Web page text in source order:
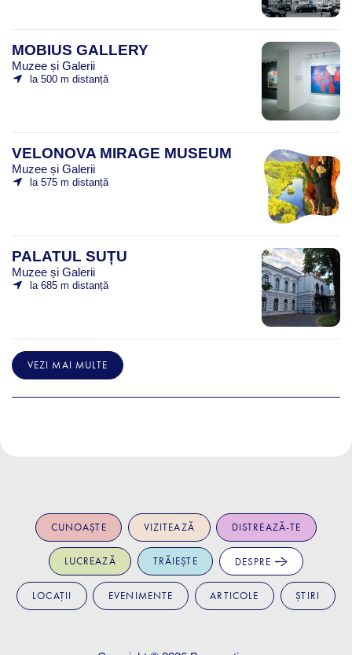
MOBIUS GALLERY
Muzee și Galerii
la 500 m distanță
VELONOVA MIRAGE MUSEUM
Muzee și Galerii
la 575 m distanță
PALATUL SUȚU
Muzee și Galerii
la 685 m distanță
VEZI MAI MULTE
CUNOAȘTE VIZITEAZĂ DISTREAZĂ-TE
LUCREAZĂ TRĂIEȘTE DESPRE
LOCAȚII EVENIMENTE ARTICOLE ȘTIRI